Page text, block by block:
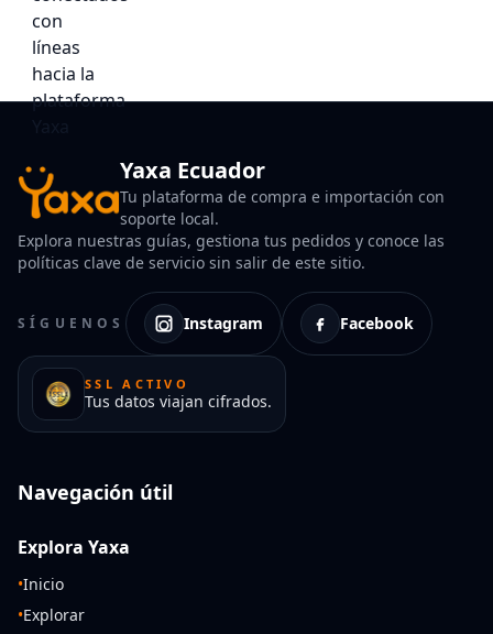
Yaxa Ecuador
Tu plataforma de compra e importación con
soporte local.
Explora nuestras guías, gestiona tus pedidos y conoce las
políticas clave de servicio sin salir de este sitio.
SÍGUENOS Instagram Facebook
SSL ACTIVO
Tus datos viajan cifrados.
Navegación útil
Explora Yaxa
•Inicio
•Explorar